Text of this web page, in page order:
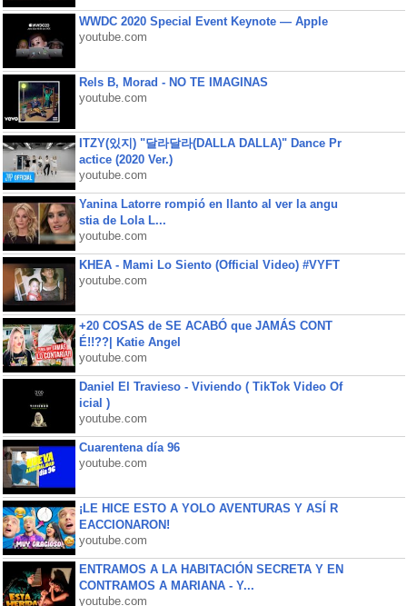
WWDC 2020 Special Event Keynote — Apple
youtube.com
Rels B, Morad - NO TE IMAGINAS
youtube.com
ITZY(있지) "달라달라(DALLA DALLA)" Dance Pr
actice (2020 Ver.)
youtube.com
Yanina Latorre rompió en llanto al ver la angu
stia de Lola L...
youtube.com
KHEA - Mami Lo Siento (Official Video) #VYFT
youtube.com
+20 COSAS de SE ACABÓ que JAMÁS CONT
É!!??| Katie Angel
youtube.com
Daniel El Travieso - Viviendo ( TikTok Video Of
icial )
youtube.com
Cuarentena día 96
youtube.com
¡LE HICE ESTO A YOLO AVENTURAS Y ASÍ R
EACCIONARON!
youtube.com
ENTRAMOS A LA HABITACIÓN SECRETA Y EN
CONTRAMOS A MARIANA - Y...
youtube.com